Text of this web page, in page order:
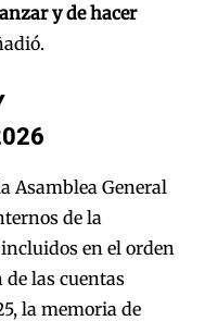
y de hacer
Asamblea General
de la
en el orden
las cuentas
la memoria de